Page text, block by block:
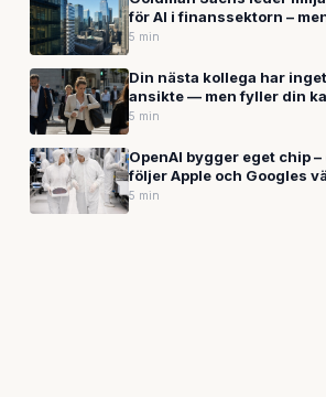
för AI i finanssektorn –
bedragarna håller jämna
5 min
Din nästa kollega har inget
ansikte — men fyller din
och svarar i Slack
5 min
OpenAI bygger eget chip –
följer Apple och Googles
vertikal integration
5 min